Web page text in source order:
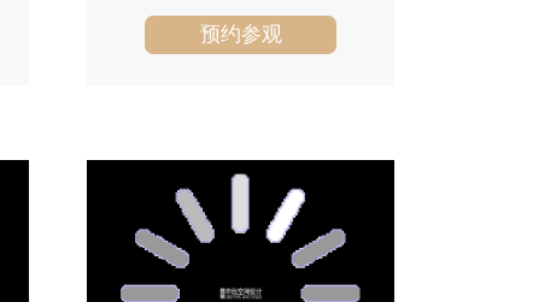
安亭恩波风情
预约参观